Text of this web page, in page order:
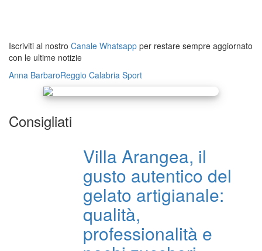
Iscriviti al nostro Canale Whatsapp per restare sempre aggiornato
con le ultime notizie
Anna BarbaroReggio Calabria Sport
Consigliati
Villa Arangea, il
gusto autentico del
gelato artigianale:
qualità,
professionalità e